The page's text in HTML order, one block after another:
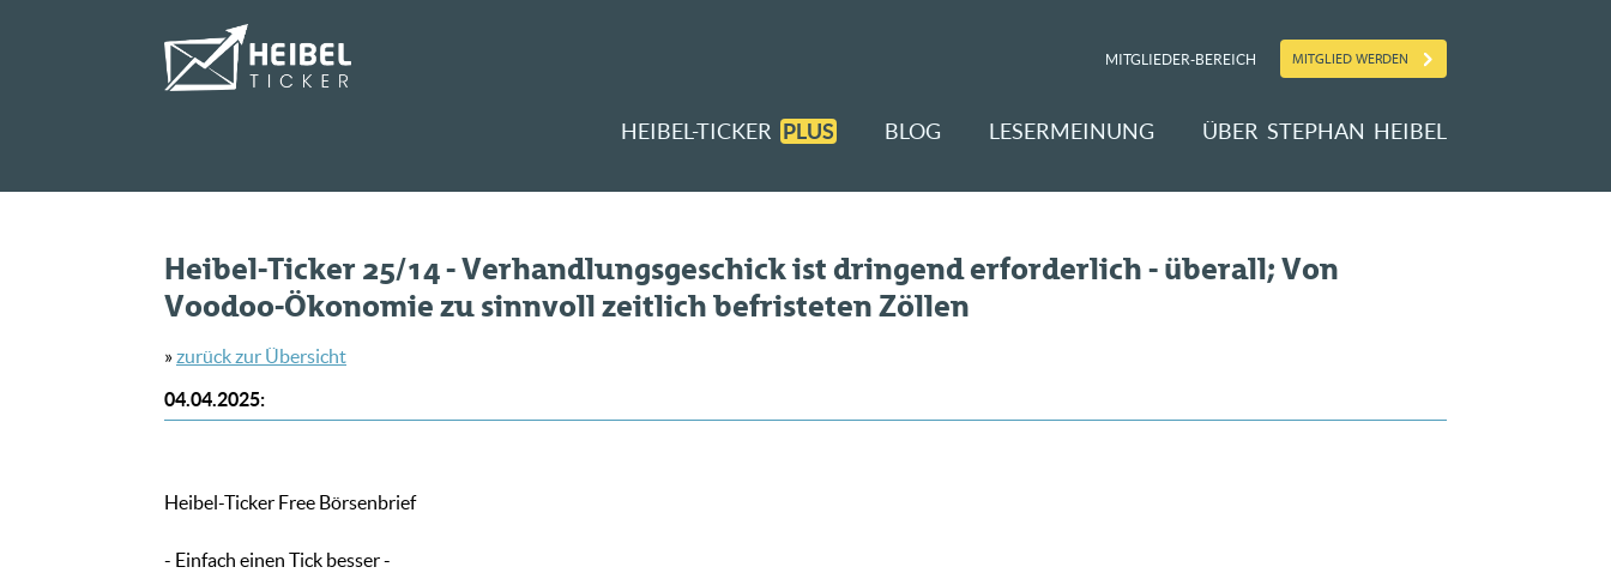
MITGLIEDER-BEREICH MITGLIED WERDEN
HEIBEL-TICKER PLUS BLOG LESERMEINUNG ÜBER STEPHAN HEIBEL
Heibel-Ticker 25/14 - Verhandlungsgeschick ist dringend erforderlich - überall; Von
Voodoo-Ökonomie zu sinnvoll zeitlich befristeten Zöllen
»zurück zur Übersicht
04.04.2025:
Heibel-Ticker Free Börsenbrief
- Einfach einen Tick besser -